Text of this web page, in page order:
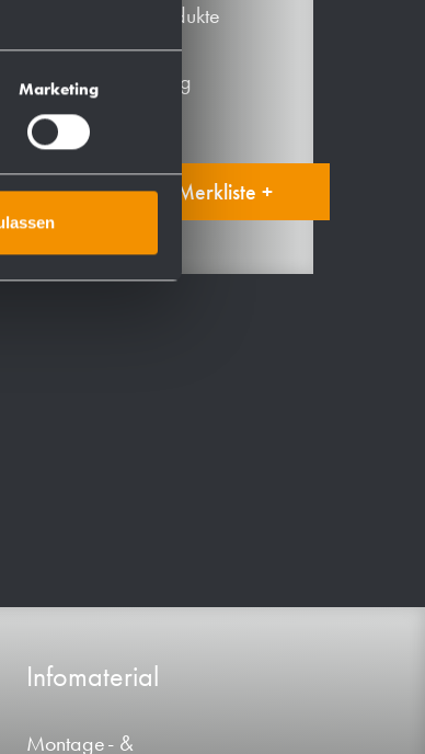
Marketing
Alternative Produkte
Ersatzteile
Produktanleitung
Auf die Merkliste +
Infomaterial
Montage- &